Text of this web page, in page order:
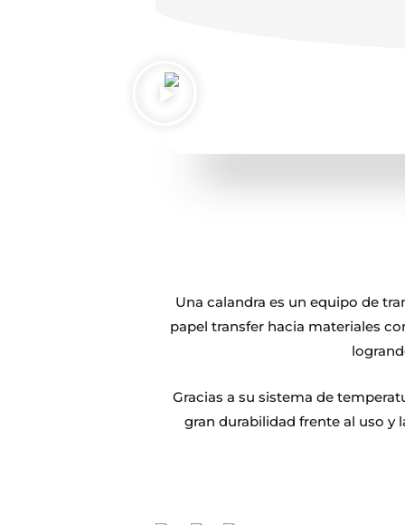
Una calandra es un equipo de
papel transfer hacia materiales
Gracias a su sistema de
gran durabilidad frente al uso y